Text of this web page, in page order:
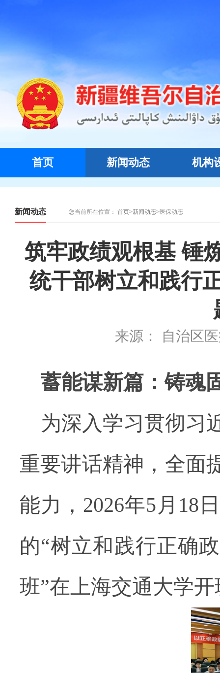
首页 新闻动态 机构
新闻动态 您当前所在位置： 首页>新闻动态>医保动态
筑牢政绩观根基 锤
统干部树立和践行
来源： 自治区
蓄能谋新篇：铸魂
为深入学习贯彻习
重要讲话精神，全面
能力， 2026年5 月 18
的“树立和践行正确
班”在上海交通大学